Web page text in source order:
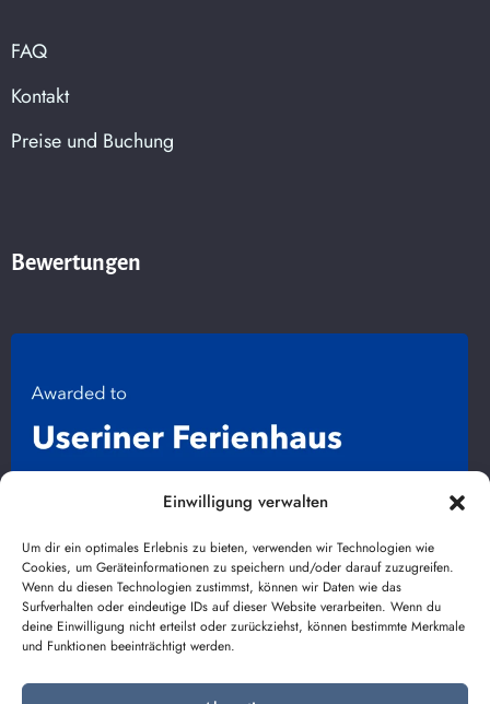
Einwilligung verwalten
Um dir ein optimales Erlebnis zu bieten, verwenden wir Technologien wie
Cookies, um Geräteinformationen zu speichern und/oder darauf zuzugreifen.
Wenn du diesen Technologien zustimmst, können wir Daten wie das
Surfverhalten oder eindeutige IDs auf dieser Website verarbeiten. Wenn du
deine Einwilligung nicht erteilst oder zurückziehst, können bestimmte Merkmale
und Funktionen beeinträchtigt werden.
FAQ
Kontakt
Preise und Buchung
Bewertungen